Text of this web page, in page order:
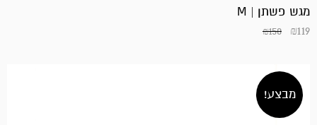
מגש פשתן | M
₪150 ₪119
מבצע!